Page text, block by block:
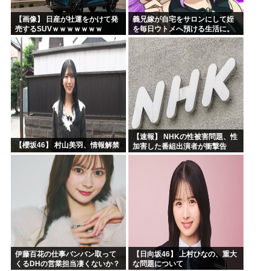
【画像】 日産が社運をかけて発
売するSUVｗｗｗｗｗｗｗ
義兄嫁が自宅をサロンにして姪
を毎日ウトメへ預ける生活に。
数年後、そのツケが一気に回っ
てきて…
【櫻坂46】 村山美羽、情報解禁
【速報】 NHKの性被害問題、性
加害した番組出演者が衝撃告
白！
伊藤百花の仕事バンバン取って
くるDHの営業担当凄くないか？
【日向坂46】 上村ひなの、重大
な問題について